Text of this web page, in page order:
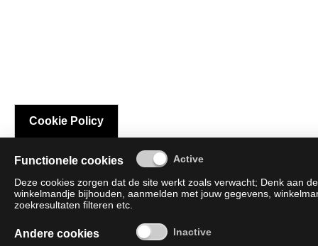
Cookie Policy
Functionele cookies
Deze cookies zorgen dat de site werkt zoals verwacht; Denk aan
winkelmandje bijhouden, aanmelden met jouw gegevens,
zoekresultaten filteren etc.
Andere cookies